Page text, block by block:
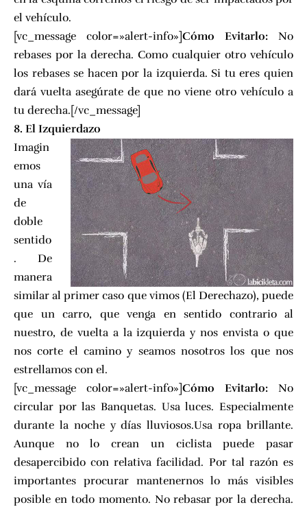
el vehículo.
[vc_message color=»alert-info»]Cómo Evitarlo: No
rebases por la derecha. Como cualquier otro vehículo
los rebases se hacen por la izquierda. Si tu eres quien
dará vuelta asegúrate de que no viene otro vehículo a
tu derecha.[/vc_message]
8. El Izquierdazo
Imagin
emos
una vía
de
doble
sentido
. De
manera
similar al primer caso que vimos (El Derechazo), puede
que un carro, que venga en sentido contrario al
nuestro, de vuelta a la izquierda y nos envista o que
nos corte el camino y seamos nosotros los que nos
estrellamos con el.
[vc_message color=»alert-info»]Cómo Evitarlo: No
circular por las Banquetas. Usa luces. Especialmente
durante la noche y días lluviosos.Usa ropa brillante.
Aunque no lo crean un ciclista puede pasar
desapercibido con relativa facilidad. Por tal razón es
importantes procurar mantenernos lo más visibles
posible en todo momento. No rebasar por la derecha.